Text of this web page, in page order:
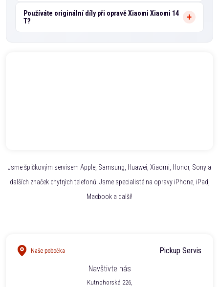
Používáte originální díly při opravě Xiaomi Xiaomi 14
T?
Jsme špičkovým servisem Apple, Samsung, Huawei, Xiaomi, Honor, Sony a
dalších značek chytrých telefonů. Jsme specialisté na opravy iPhone, iPad,
Macbook a další!
Naše pobočka
Pickup Servis
Navštivte nás
Kutnohorská 226,